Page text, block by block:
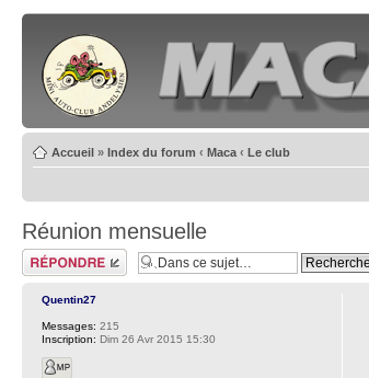
Accueil » Index du forum ‹ Maca ‹ Le club
Réunion mensuelle
Poster un
commentaire
Quentin27
Messages: 215
Inscription: Dim 26 Avr 2015 15:30